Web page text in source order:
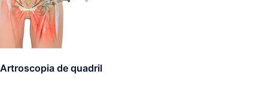
Artroscopia de quadril